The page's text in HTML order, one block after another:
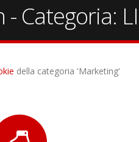
Categoria:
della categoria 'Marketing'